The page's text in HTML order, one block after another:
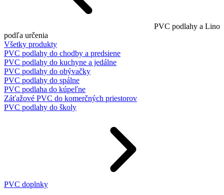
PVC podlahy a Lino
podľa určenia
Všetky produkty
PVC podlahy do chodby a predsiene
PVC podlahy do kuchyne a jedálne
PVC podlahy do obývačky
PVC podlahy do spálne
PVC podlaha do kúpeľne
Záťažové PVC do komerčných priestorov
PVC podlahy do školy
PVC doplnky